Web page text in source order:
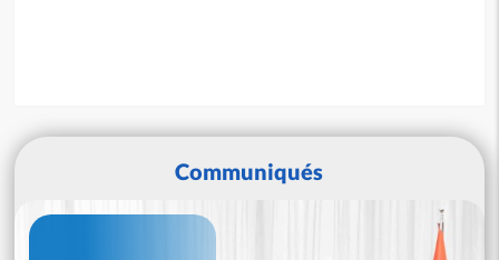
Communiqués